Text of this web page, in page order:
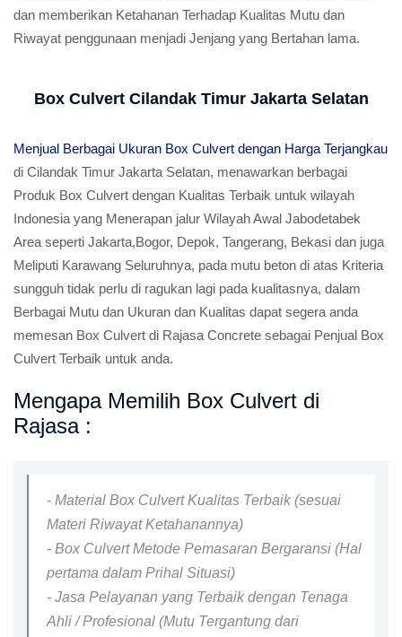
dan memberikan Ketahanan Terhadap Kualitas Mutu dan
Riwayat penggunaan menjadi Jenjang yang Bertahan lama.
Box Culvert Cilandak Timur Jakarta Selatan
Menjual Berbagai Ukuran Box Culvert dengan Harga Terjangkau
di Cilandak Timur Jakarta Selatan, menawarkan berbagai
Produk Box Culvert dengan Kualitas Terbaik untuk wilayah
Indonesia yang Menerapan jalur Wilayah Awal Jabodetabek
Area seperti Jakarta,Bogor, Depok, Tangerang, Bekasi dan juga
Meliputi Karawang Seluruhnya, pada mutu beton di atas Kriteria
sungguh tidak perlu di ragukan lagi pada kualitasnya, dalam
Berbagai Mutu dan Ukuran dan Kualitas dapat segera anda
memesan Box Culvert di Rajasa Concrete sebagai Penjual Box
Culvert Terbaik untuk anda.
Mengapa Memilih Box Culvert di
Rajasa :
- Material Box Culvert Kualitas Terbaik (sesuai
Materi Riwayat Ketahanannya)
- Box Culvert Metode Pemasaran Bergaransi (Hal
pertama dalam Prihal Situasi)
- Jasa Pelayanan yang Terbaik dengan Tenaga
Ahli / Profesional (Mutu Tergantung dari